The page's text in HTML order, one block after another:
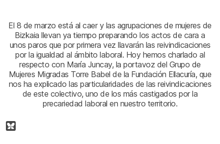
El 8 de marzo está al caer y las agrupaciones de mujeres de
Bizkaia llevan ya tiempo preparando los actos de cara a
unos paros que por primera vez llavarán las reivindicaciones
por la igualdad al ámbito laboral. Hoy hemos charlado al
respecto con María Juncay, la portavoz del Grupo de
Mujeres Migradas Torre Babel de la Fundación Ellacuría, que
nos ha explicado las particularidades de las reivindicaciones
de este colectivo, uno de los más castigados por la
precariedad laboral en nuestro territorio.